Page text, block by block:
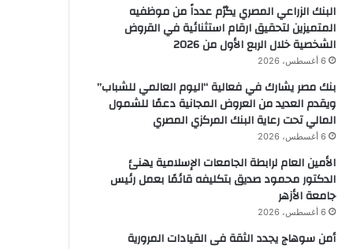
البنك الزراعي المصري يكرّم عدداً من موظفيه
المتميزين لتحقيق ارقام استثنائية في القروض
الشخصية خلال الربع الأول من 2026
6 أغسطس، 2026
بنك مصر يشارك في فعالية “اليوم العالمي للشباب”
ويقدم العديد من العروض المجانية دعمًا للشمول
المالي تحت رعاية البنك المركزي المصري
6 أغسطس، 2026
الأمين العام لرابطة الجامعات الإسلامية يهنئ
الدكتور محمود صديق بتكليفه قائمًا بعمل رئيس
جامعة الأزهر
6 أغسطس، 2026
أمن سوهاج يجدد الثقة فى القيادات المرورية